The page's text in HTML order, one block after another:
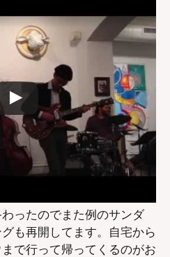
ったのでまた例のサンダ
も再開してます。自宅から
で行って帰ってくるのがお